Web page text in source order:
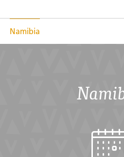
Victoria Falls und
Namibia